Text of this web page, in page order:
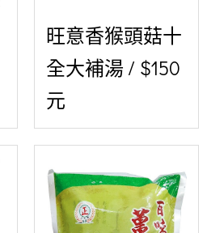
旺意香猴頭菇十
全大補湯 / $150
元